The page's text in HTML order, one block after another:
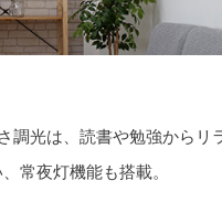
調光は、読書や勉強からリ
常夜灯機能も搭載。